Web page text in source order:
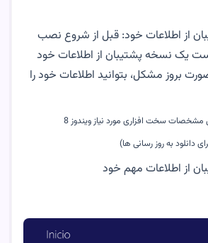
از اطلاعات خود: قبل از شروع نصب
بهتر است یک نسخه پشتیبان از اطلاعات خود
بروز مشکل، بتوانید اطلاعات خود را
سخت افزاری مورد نیاز ویندوز 8
دانلود به روز رسانی ها)
از اطلاعات مهم خود